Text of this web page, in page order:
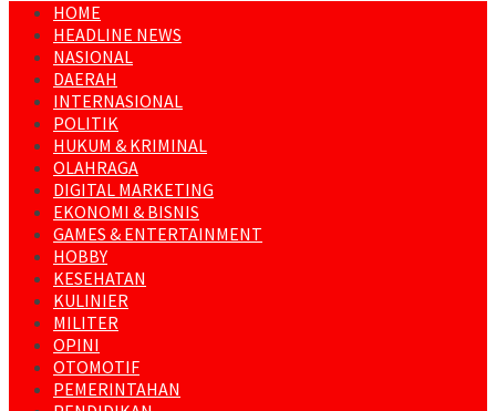
HOME
HEADLINE NEWS
NASIONAL
DAERAH
INTERNASIONAL
POLITIK
HUKUM & KRIMINAL
OLAHRAGA
DIGITAL MARKETING
EKONOMI & BISNIS
GAMES & ENTERTAINMENT
HOBBY
KESEHATAN
KULINIER
MILITER
OPINI
OTOMOTIF
PEMERINTAHAN